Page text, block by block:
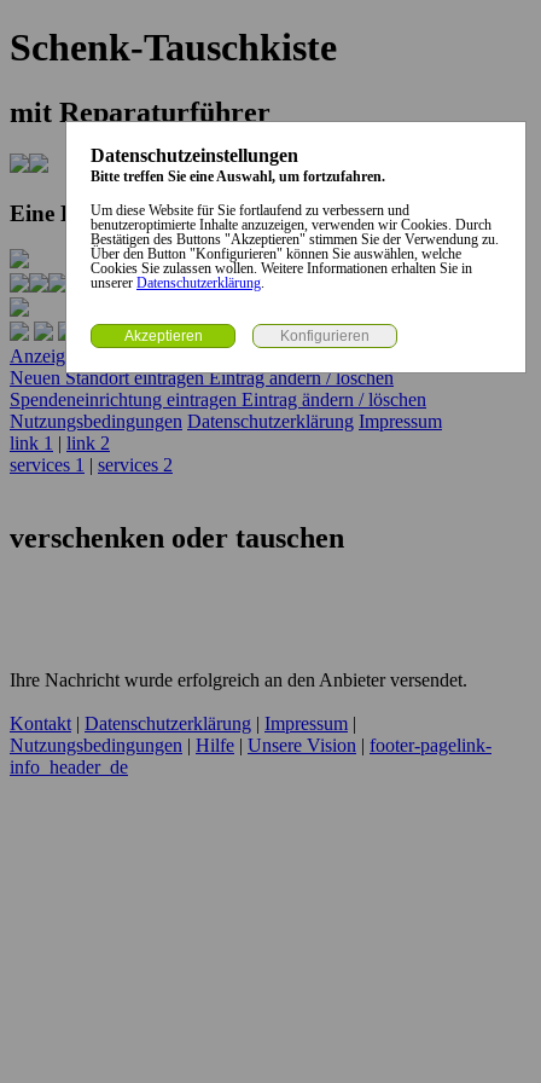
Schenk-Tauschkiste
mit Reparaturführer
Eine Kooperation der Stadt und des Landkreises...
Anzeige erstellen
Neuen Standort eintragenEintrag ändern / löschen
Spendeneinrichtung eintragen Eintrag ändern / löschen
Nutzungsbedingungen Datenschutzerklärung Impressum
link 1 | link 2
services 1 | services 2
verschenken oder tauschen
Ihre Nachricht wurde erfolgreich an den Anbieter versendet.
Kontakt| Datenschutzerklärung Impressum
Nutzungsbedingungen
Hilfe Unsere Vision
footer-pagelink-
info_header_de
Datenschutzeinstellungen
Bitte treffen Sie eine Auswahl, um fortzufahren.
Um diese Website für Sie fortlaufend zu verbessern und
benutzeroptimierte Inhalte anzuzeigen, verwenden wir Cookies. Durch
Bestätigen des Buttons "Akzeptieren" stimmen Sie der Verwendung zu.
Über den Button "Konfigurieren" können Sie auswählen, welche
Cookies Sie zulassen wollen. Weitere Informationen erhalten Sie in
unserer Datenschutzerklärung.